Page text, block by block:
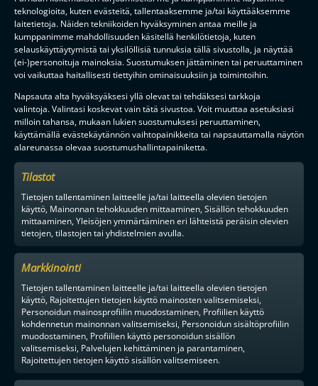
teknologioita, kuten evästeitä, tallentaaksemme ja/tai käyttääksemme
laitetietoja. Näiden tekniikoiden hyväksyminen antaa meille ja
kumppanimme mahdollisuuden käsitellä henkilötietoja, kuten
selauskäyttäytymistä tai yksilöllisiä tunnuksia tällä sivustolla, ja näyttää
(ei-)personoituja mainoksia. Suostumuksen jättäminen tai peruuttaminen
voi vaikuttaa haitallisesti tiettyihin ominaisuuksiin ja toimintoihin.
Napsauta alta hyväksyäksesi yllä olevat tai tehdäksesi tarkkoja
valintoja. Valintasi koskevat vain tätä sivustoa. Voit muuttaa asetuksiasi
milloin tahansa, mukaan lukien suostumuksesi peruuttaminen,
käyttämällä evästekäytännön vaihtopainikkeita tai napsauttamalla näytön
alareunassa olevaa suostumushallintapainiketta.
Tilastot
Tietojen tallentaminen laitteelle ja/tai laitteella olevien tietojen
käyttö, Mainonnan tehokkuuden mittaaminen, Sisällön tehokkuuden
mittaaminen, Yleisöjen ymmärtäminen eri lähteistä peräisin olevien
tietojen, tilastojen tai yhdistelmien avulla.
Markkinointi
Tietojen tallentaminen laitteelle ja/tai laitteella olevien tietojen
käyttö, Rajoitettujen tietojen käyttö mainosten valitsemiseksi,
Personoidun mainosprofiilin muodostaminen, Profiilien käyttö
kohdennetun mainonnan valitsemiseksi, Personoidun sisältöprofiilin
muodostaminen, Profiilien käyttö personoidun sisällön
valitsemiseksi, Palvelujen kehittäminen ja parantaminen,
Rajoitettujen tietojen käyttö sisällön valitsemiseen.
MAAILMAN VIIHDYTTÄVINTÄ SALIBANDYA